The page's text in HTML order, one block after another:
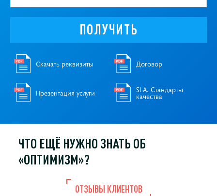
ПОЛУЧИТЬ
Скачать реквизиты Договор
Презентация услуги SLA. Стандарты
качества
ЧТО ЕЩЁ НУЖНОЗНАТЬ ОБ
«ОПТИМИЗМ»?
ОТЗЫВЫ КЛИЕНТОВ